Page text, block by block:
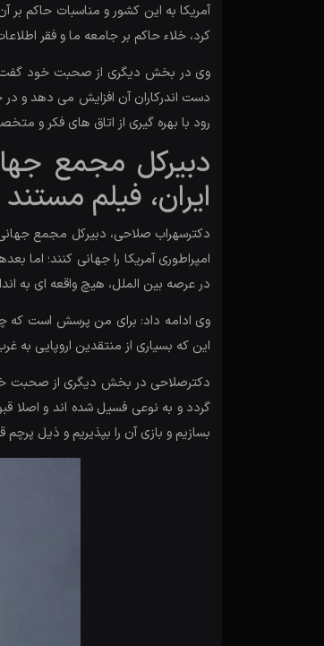
آمریکا به این کشور و مناسبات حاکم
کرد، خلاء حاکم بر جامعه ما و فقر
وی در بخش دیگری از صحبت خود گفت:
دست اندرکاران آن افزایش می دهد و
رود با بهره گیری از اتاق های فکر و
دبیرکل مجمع
ایران، فیلم
دکترسهراب صلاحی، دبیرکل مجمع
امپراطوری آمریکا را جهانی کنند؛
در عرصه بین الملل، هیچ واقعه ای به
وی ادامه داد: برای من پرسش است که
این که بسیاری از منتقدین اروپایی به
دکترصلاحی در بخش دیگری از صحبت
گردد و به نوعی فسیل شده اند و اصلا
بسازیم و بازی آن را بپذیریم و ذیل